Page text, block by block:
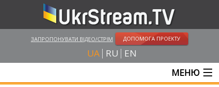
ЗАПРОПОНУВАТИ ВІДЕО/СТРІМ ДОПОМОГА ПРОЕКТУ
UA RU EN
МЕНЮ